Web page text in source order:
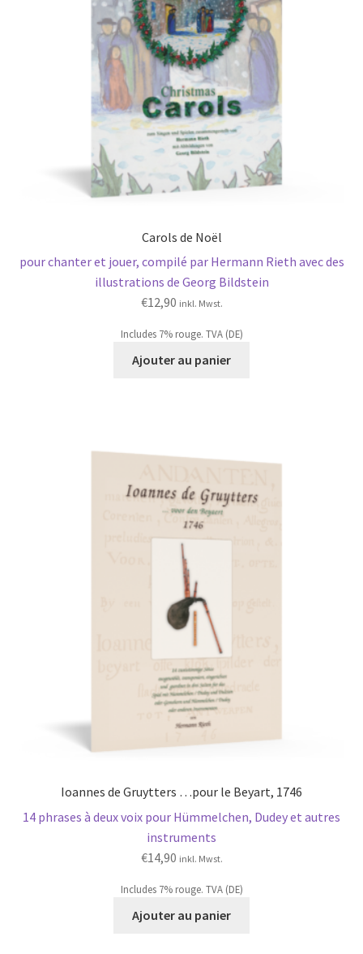
Carols de Noël
pour chanter et jouer, compilé par Hermann Rieth avec des
illustrations de Georg Bildstein
€12,90 inkl. Mwst.
Includes 7% rouge. TVA (DE)
Ajouter au panier
Ioannes de Gruytters …pour le Beyart, 1746
14 phrases à deux voix pour Hümmelchen, Dudey et autres
instruments
€14,90 inkl. Mwst.
Includes 7% rouge. TVA (DE)
Ajouter au panier